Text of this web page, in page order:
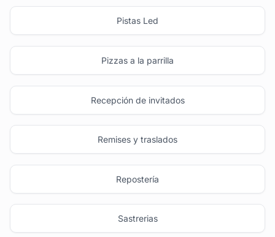
Pistas Led
Pizzas a la parrilla
Recepción de invitados
Remises y traslados
Repostería
Sastrerias